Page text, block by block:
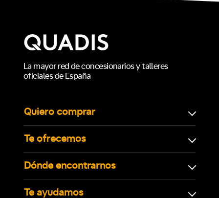
La mayor red de concesionarios y talleres
oficiales de España
Quiero comprar
Te ofrecemos
Dónde encontrarnos
Te ayudamos